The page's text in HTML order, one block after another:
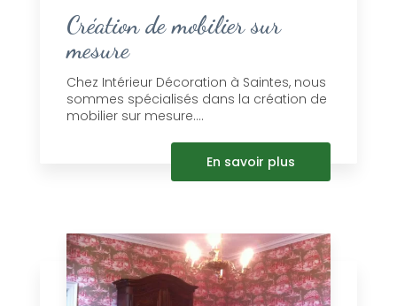
Création de mobilier sur
mesure
Chez Intérieur Décoration à Saintes, nous
sommes spécialisés dans la création de
mobilier sur mesure....
En savoir plus